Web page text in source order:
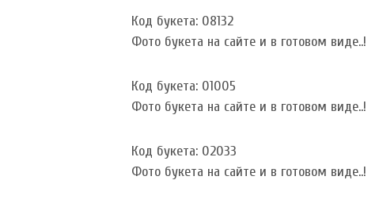
Код букета: 08132
Фото букета на сайте и в готовом виде..!
Код букета: 01005
Фото букета на сайте и в готовом виде..!
Код букета: 02033
Фото букета на сайте и в готовом виде..!